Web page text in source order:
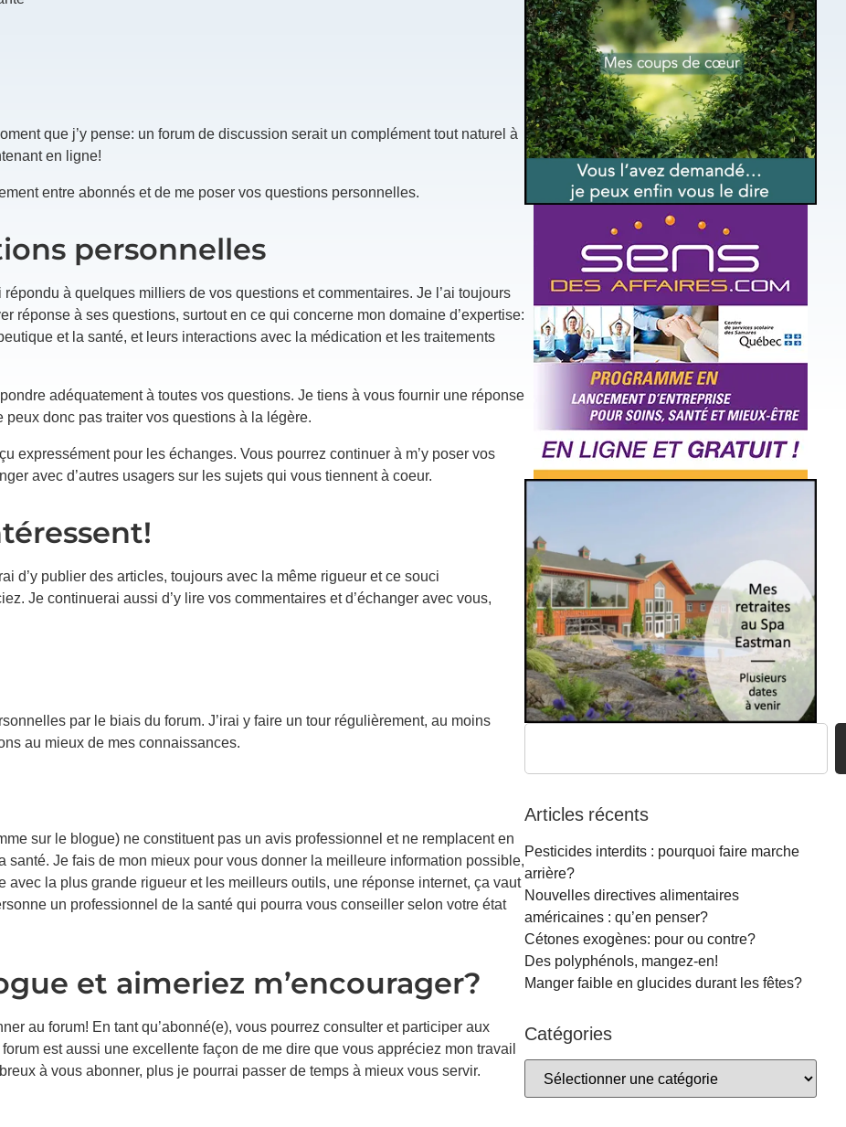
que j’y pense: un forum de discussion serait un complément tout naturel à
en ligne!
entre abonnés et de me poser vos questions personnelles.
personnelles
à quelques milliers de vos questions et commentaires. Je l’ai toujours
réponse à ses questions, surtout en ce qui concerne mon domaine d’expertise:
et la santé, et leurs interactions avec la médication et les traitements
adéquatement à toutes vos questions. Je tiens à vous fournir une réponse
donc pas traiter vos questions à la légère.
expressément pour les échanges. Vous pourrez continuer à m’y poser vos
avec d’autres usagers sur les sujets qui vous tiennent à coeur.
d’y publier des articles, toujours avec la même rigueur et ce souci
Je continuerai aussi d’y lire vos commentaires et d’échanger avec vous,
par le biais du forum. J’irai y faire un tour régulièrement, au moins
au mieux de mes connaissances.
sur le blogue) ne constituent pas un avis professionnel et ne remplacent en
Je fais de mon mieux pour vous donner la meilleure information possible,
la plus grande rigueur et les meilleurs outils, une réponse internet, ça vaut
un professionnel de la santé qui pourra vous conseiller selon votre état
et aimeriez m’encourager?
au forum! En tant qu’abonné(e), vous pourrez consulter et participer aux
est aussi une excellente façon de me dire que vous appréciez mon travail
à vous abonner, plus je pourrai passer de temps à mieux vous servir.
Articles récents
Pesticides interdits : pourquoi faire marche
arrière?
Nouvelles directives alimentaires
américaines : qu’en penser?
Cétones exogènes: pour ou contre?
Des polyphénols, mangez-en!
Manger faible en glucides durant les fêtes?
Catégories